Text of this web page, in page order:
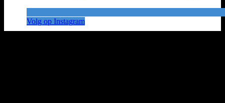
Volg op Instagram